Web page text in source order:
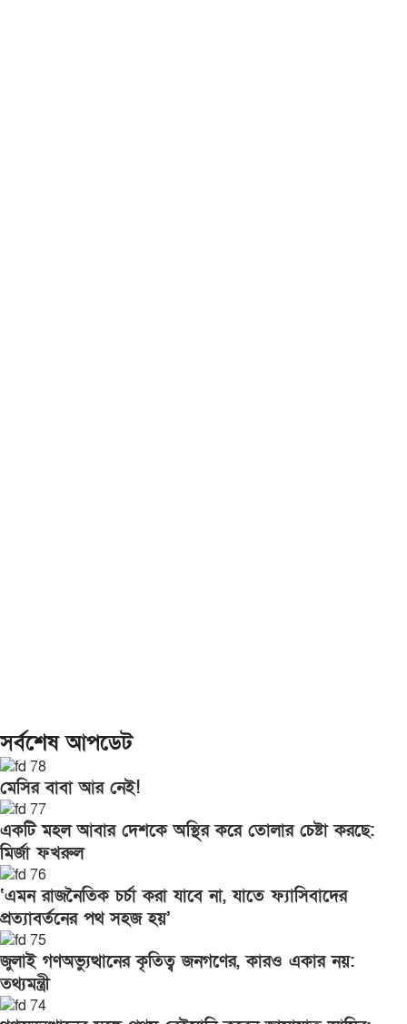
সর্বশেষ আপডেট
মেসির বাবা আর নেই!
একটি মহল আবার দেশকে অস্থির করে তোলার চেষ্টা করছে:
মির্জা ফখরুল
‘এমন রাজনৈতিক চর্চা করা যাবে না, যাতে ফ্যাসিবাদের
প্রত্যাবর্তনের পথ সহজ হয়’
জুলাই গণঅভ্যুত্থানের কৃতিত্ব জনগণের, কারও একার নয়:
তথ্যমন্ত্রী